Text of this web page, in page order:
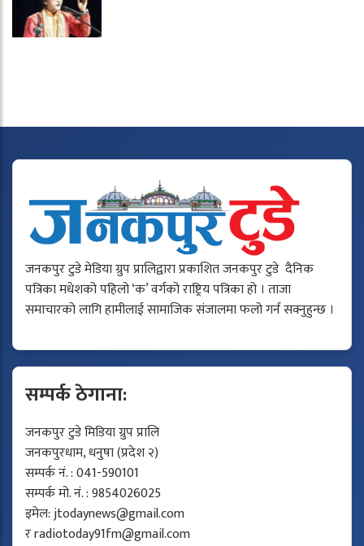
जनकपुर टुडे मेडिया ग्रुप प्रालिद्वारा प्रकाशित जनकपुर टुडे दैनिक
पत्रिका मधेशको पहिलो ‘क’ वर्गको राष्ट्रिय पत्रिका हो । ताजा
समाचारको लागि हामीलाई सामाजिक संजालमा फलो गर्न सक्नुहुन्छ ।
सम्पर्क ठेगाना:
जनकपुर टुडे मिडिया ग्रुप प्रालि
जनकपुरधाम, धनुषा (प्रदेश २)
सम्पर्क नं. : 041-590101
सम्पर्क मो. नं. : 9854026025
इमेल:jtodaynews@gmail.com
रradiotoday91fm@gmail.com